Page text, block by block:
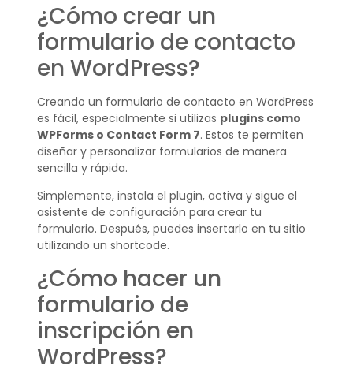
¿Cómo crear un
formulario de contacto
en WordPress?
Creando un formulario de contacto en WordPress
es fácil, especialmente si utilizas plugins como
WPForms o Contact Form 7. Estos te permiten
diseñar y personalizar formularios de manera
sencilla y rápida.
Simplemente, instala el plugin, activa y sigue el
asistente de configuración para crear tu
formulario. Después, puedes insertarlo en tu sitio
utilizando un shortcode.
¿Cómo hacer un
formulario de
inscripción en
WordPress?